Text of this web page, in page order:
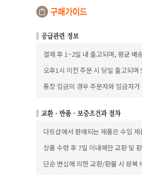
결제 후 1~2일 내 출고되며, 평균 배
오후1시 이전 주문 시 당일 출고되
통장 입금의 경우 주문자와 입금자
다트샵에서 판매되는 제품은 수입
상품 수령 후 7일 이내에만 교환 및
단순 변심에 의한 교환/환불 시 왕복